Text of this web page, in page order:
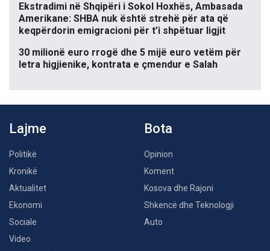
Ekstradimi në Shqipëri i Sokol Hoxhës, Ambasada
Amerikane: SHBA nuk është strehë për ata që
keqpërdorin emigracioni për t’i shpëtuar ligjit
30 milionë euro rrogë dhe 5 mijë euro vetëm për
letra higjienike, kontrata e çmendur e Salah
Lajme
Politikë
Kronikë
Aktualitet
Ekonomi
Sociale
Video
Bota
Opinion
Koment
Kosova dhe Rajoni
Shkencë dhe Teknologji
Auto